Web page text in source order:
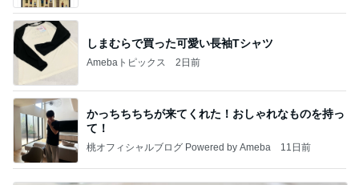
しまむらで買った可愛い長袖Tシャツ
Amebaトピックス 2日前
かっちちちちが来てくれた！おしゃれなものを持っ
て！
桃オフィシャルブログ Powered by Ameba 11日前